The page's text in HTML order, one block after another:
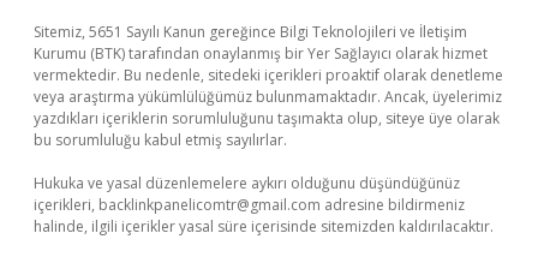
Sitemiz, 5651 Sayılı Kanun gereğince Bilgi Teknolojileri ve İletişim
Kurumu (BTK) tarafından onaylanmış bir Yer Sağlayıcı olarak hizmet
vermektedir. Bu nedenle, sitedeki içerikleri proaktif olarak denetleme
veya araştırma yükümlülüğümüz bulunmamaktadır. Ancak, üyelerimiz
yazdıkları içeriklerin sorumluluğunu taşımakta olup, siteye üye olarak
bu sorumluluğu kabul etmiş sayılırlar.
Hukuka ve yasal düzenlemelere aykırı olduğunu düşündüğünüz
içerikleri, backlinkpanelicomtr@gmail.com adresine bildirmeniz
halinde, ilgili içerikler yasal süre içerisinde sitemizden kaldırılacaktır.